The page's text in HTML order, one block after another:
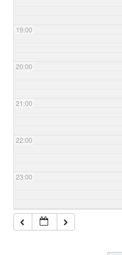
19:00
20:00
21:00
22:00
23:00